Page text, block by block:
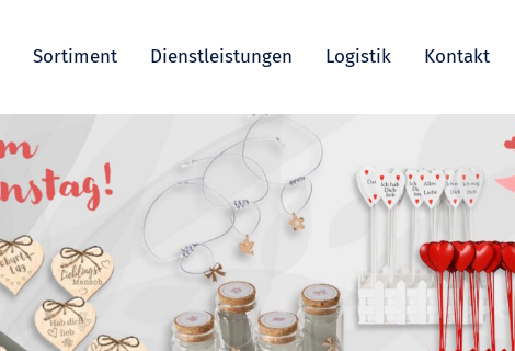
Sortiment Dienstleistungen Logistik Kontakt